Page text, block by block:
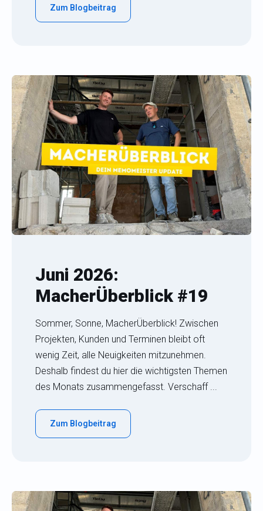
Zum Blogbeitrag
Juni 2026:
MacherÜberblick #19
Sommer, Sonne, MacherÜberblick! Zwischen
Projekten, Kunden und Terminen bleibt oft
wenig Zeit, alle Neuigkeiten mitzunehmen.
Deshalb findest du hier die wichtigsten Themen
des Monats zusammengefasst. Verschaff ...
Zum Blogbeitrag